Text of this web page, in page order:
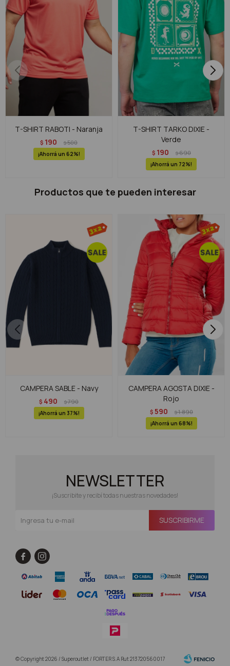
T-SHIRT RABOTI - Naranja
$ 190 $500
62
T-SHIRT TARKO DIXIE -
Verde
$ 190 $690
72
Productos que te pueden interesar
CAMPERA SABLE - Navy
$ 490 $790
37
CAMPERA AGOSTA DIXIE -
Rojo
$ 590 $1.890
68
NEWSLETTER
¡Suscribite y recibí todas nuestras novedades!
SUSCRIBIRME
 
© Copyright 2026 / Superoutlet / FORTER S.A Rut 213720560017